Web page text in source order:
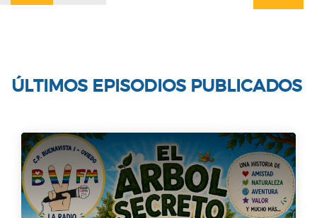
ÚLTIMOS EPISODIOS PUBLICADOS